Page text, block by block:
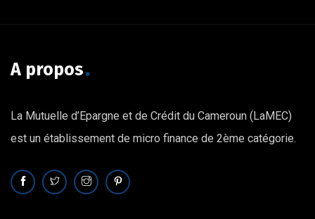
A propos
La Mutuelle d’Epargne et de Crédit du Cameroun (LaMEC)
est un établissement de micro finance de 2ème catégorie.